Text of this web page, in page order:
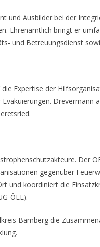
und Ausbilder bei der
Ehrenamtlich bringt er
und Betreuungsdienst
Expertise der
Drevermann
Der
gegenüber
und koordiniert die
ÖEL).
Bamberg die